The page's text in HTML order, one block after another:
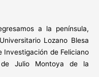
a la península,
Lozano Blesa
Investigación de Feliciano
Julio Montoya de la